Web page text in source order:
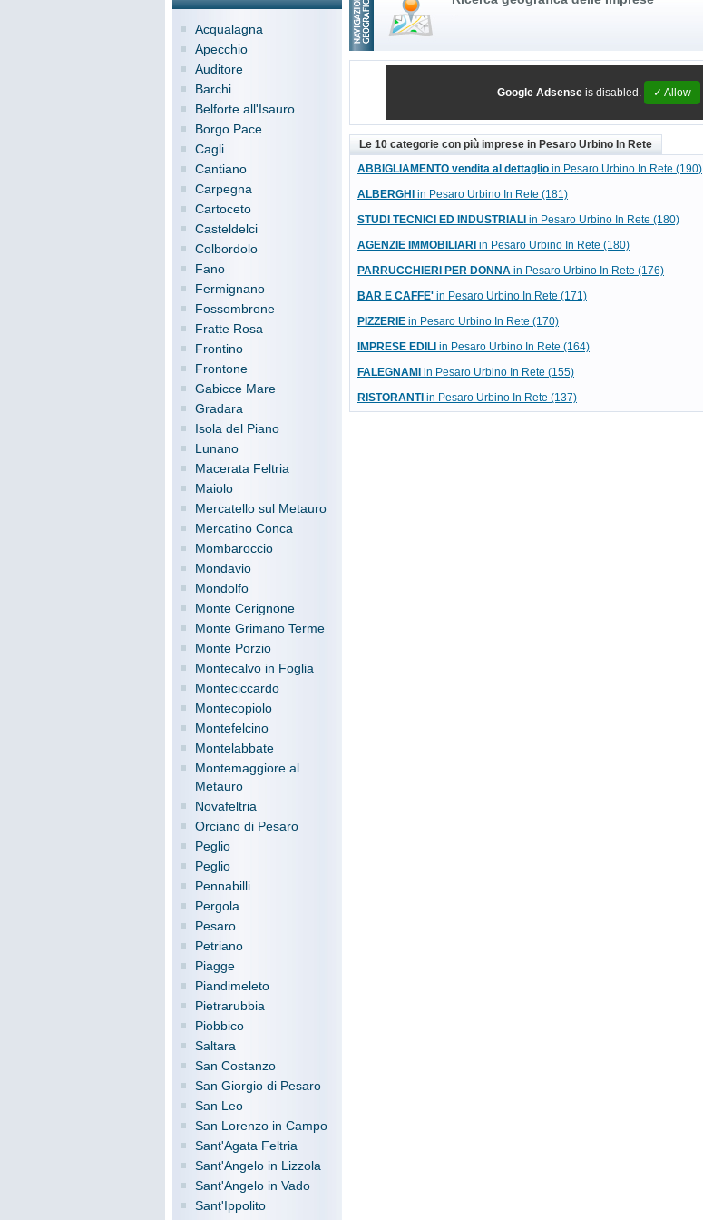
Acqualagna
Apecchio
Auditore
Barchi
Belforte all'Isauro
Borgo Pace
Cagli
Cantiano
Carpegna
Cartoceto
Casteldelci
Colbordolo
Fano
Fermignano
Fossombrone
Fratte Rosa
Frontino
Frontone
Gabicce Mare
Gradara
Isola del Piano
Lunano
Macerata Feltria
Maiolo
Mercatello sul Metauro
Mercatino Conca
Mombaroccio
Mondavio
Mondolfo
Monte Cerignone
Monte Grimano Terme
Monte Porzio
Montecalvo in Foglia
Monteciccardo
Montecopiolo
Montefelcino
Montelabbate
Montemaggiore al
Metauro
Novafeltria
Orciano di Pesaro
Peglio
Peglio
Pennabilli
Pergola
Pesaro
Petriano
Piagge
Piandimeleto
Pietrarubbia
Piobbico
Saltara
San Costanzo
San Giorgio di Pesaro
San Leo
San Lorenzo in Campo
Sant'Agata Feltria
Sant'Angelo in Lizzola
Sant'Angelo in Vado
Sant'Ippolito
Google Adsense is disabled. ✓ Allow
Le 10 categorie con più imprese in Pesaro Urbino In Rete
ABBIGLIAMENTO vendita al dettaglio in Pesaro Urbino In Rete (190)
ALBERGHI in Pesaro Urbino In Rete (181)
STUDI TECNICI ED INDUSTRIALI in Pesaro Urbino In Rete (180)
AGENZIE IMMOBILIARI in Pesaro Urbino In Rete (180)
PARRUCCHIERI PER DONNA in Pesaro Urbino In Rete (176)
BAR E CAFFE' in Pesaro Urbino In Rete (171)
PIZZERIE in Pesaro Urbino In Rete (170)
IMPRESE EDILI in Pesaro Urbino In Rete (164)
FALEGNAMI in Pesaro Urbino In Rete (155)
RISTORANTI in Pesaro Urbino In Rete (137)